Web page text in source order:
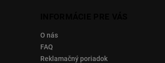
O nás
FAQ
Reklamačný poriadok